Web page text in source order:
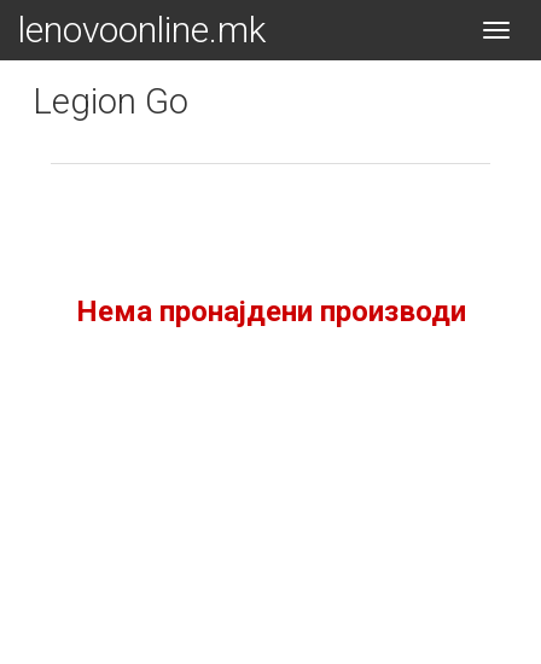
lenovoonline.mk
ПОЧЕТОК ЛАПТОПИ LENOVO GAMING
Legion Go
Нема пронајдени производи